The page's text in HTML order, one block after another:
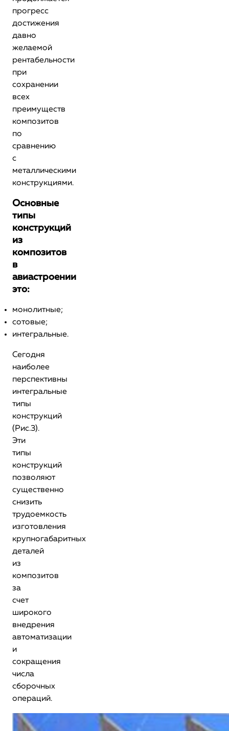
прогресс
достижения
давно
желаемой
рентабельности
при
сохранении
всех
преимуществ
композитов
по
сравнению
с
металлическими
конструкциями.
Основные
типы
конструкций
из
композитов
в
авиастроении
это:
монолитные;
сотовые;
интегральные.
Сегодня
наиболее
перспективны
интегральные
типы
конструкций
(Рис.3).
Эти
типы
конструкций
позволяют
существенно
снизить
трудоемкость
изготовления
крупногабаритных
деталей
из
композитов
за
счет
широкого
внедрения
автоматизации
и
сокращения
числа
сборочных
операций.